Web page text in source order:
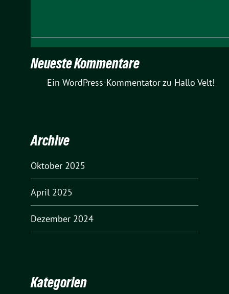
Neueste Kommentare
Ein WordPress-Kommentatorzu Hallo Velt!
Archive
Oktober 2025
April 2025
Dezember 2024
Kategorien